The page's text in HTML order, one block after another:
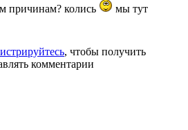
причинам? колись
мы тут
, чтобы получить
комментарии